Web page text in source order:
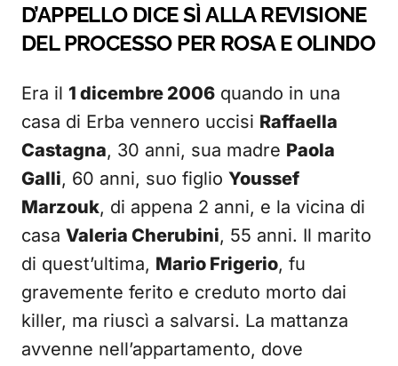
D’APPELLO DICE SÌ ALLA REVISIONE
DEL PROCESSO PER ROSA E OLINDO
Era il 1 dicembre 2006 quando in una
casa di Erba vennero uccisi Raffaella
Castagna, 30 anni, sua madre Paola
Galli, 60 anni, suo figlio Youssef
Marzouk, di appena 2 anni, e la vicina di
casa Valeria Cherubini, 55 anni. Il marito
di quest’ultima, Mario Frigerio, fu
gravemente ferito e creduto morto dai
killer, ma riuscì a salvarsi. La mattanza
avvenne nell’appartamento, dove